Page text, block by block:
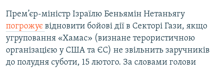
УКР
КТАТ
ДОЛУЧАЙСЯ!
Прем’єр-міністр Ізраїлю Беньямін Нетаньягу
погрожує відновити бойові дії в Секторі Гази, якщо
угруповання «Хамас» (визнане терористичною
організацією у США та ЄС) не звільнить заручників
до полудня суботи, 15 лютого. За словами голови